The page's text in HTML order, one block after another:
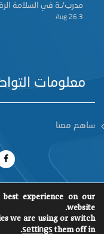
مدرب/ـة في السلامة
3 Aug 26
معلومات
ساهم معنا
جميع الحقوق محفوظة 2018
experience on our
website.
we are using or switch
them off in
settings
.